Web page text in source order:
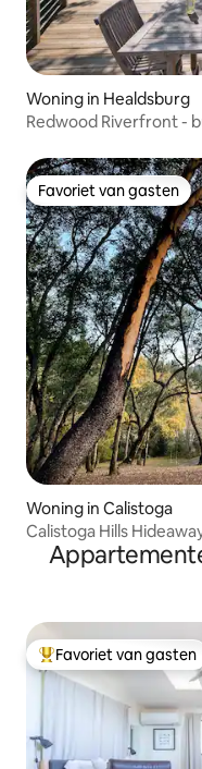
Woning in Healdsburg
Redwood Riverfront -
Favoriet van gasten
Favoriet van gasten
Woning in Calistoga
Calistoga Hills
Topfavoriet van
Favoriet van gasten